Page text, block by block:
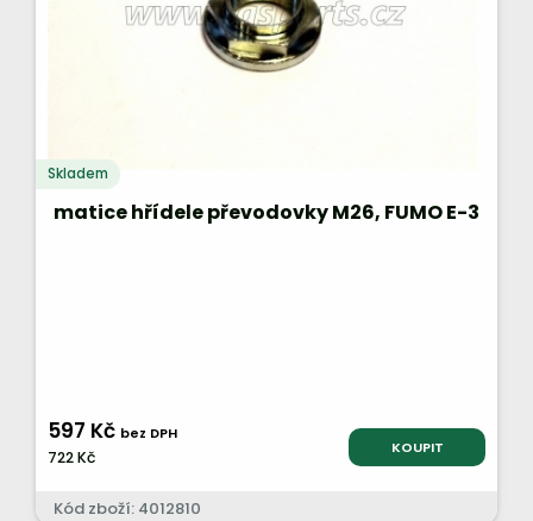
Skladem
matice hřídele převodovky M26, FUMO E-3
597 Kč bez DPH
722 Kč KOUPIT
Kód zboží: 4012810